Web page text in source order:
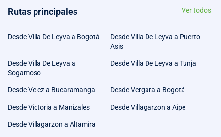
Rutas principales Ver todos
Desde Villa De Leyva a Bogotá
Desde Villa De Leyva a Puerto
Asis
Desde Villa De Leyva a
Sogamoso
Desde Villa De Leyva a Tunja
Desde Velez a Bucaramanga Desde Vergara a Bogotá
Desde Victoria a Manizales Desde Villagarzon a Aipe
Desde Villagarzon a Altamira